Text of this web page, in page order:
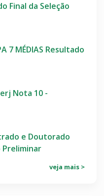
Final da Seleção
7 MÉDIAS Resultado
Nota 10 -
e Doutorado
Preliminar
veja mais >